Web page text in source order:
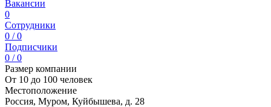
Вакансии
0
Сотрудники
0 / 0
Подписчики
0 / 0
Размер компании
От 10 до 100 человек
Местоположение
Россия, Муром, Куйбышева, д. 28